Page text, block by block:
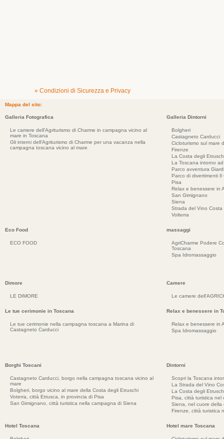
» Condizioni di Sicurezza e Privacy
Mappa del sito:
Galleria Fotografica
Le camere dell'Agriturismo di Charme in campagna vicino al
mare in Toscana
Gli interni dell'Agriturismo di Charme per una vacanza nella
campagna toscana vicino al mare
Galleria Dintorni
Bolgheri
Castagneto Carducci
Cicloturismo sul mare
Firenze
La Costa degli
La Toscana intorno
Parco avventura
Parco di divertimenti Il
Pisa
Relax e benessere in
San Gimignano
Siena
Strada del Vino Costa
Volterra
Eco Food
ECO FOOD
massaggi
AgriCharme Podere
Toscana
Spa Idromassaggio
Dimore
LE DIMORE
Camere
Le camere
Le tue cerimonie in Toscana
Le tue cerimonie nella campagna toscana a Marina di
Castagneto Carducci
Relax e benessere in
Relax e benessere in
Spa Idromassaggio
Borghi Toscani
Castagneto Carducci, borgo nella campagna toscana vicino al
mare
Bolgheri, borgo vicino al mare della Costa degli Etruschi
Voterra, città Etrusca, in provincia di Pisa
San Gimignano, città turistica nella campagna di Siena
Dintorni
Scopri la Toscana
La Strada del Vino
La Costa degli
Pisa, città turistica nel
Siena, nel cuore della
Firenze, città turistica
Hotel Toscana Hotel mare Toscana